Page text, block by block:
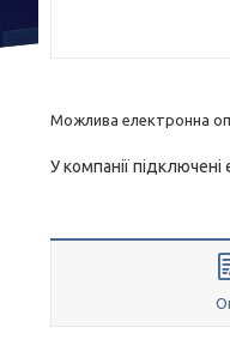
У компанії